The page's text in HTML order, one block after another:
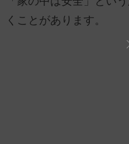
くことがあります。